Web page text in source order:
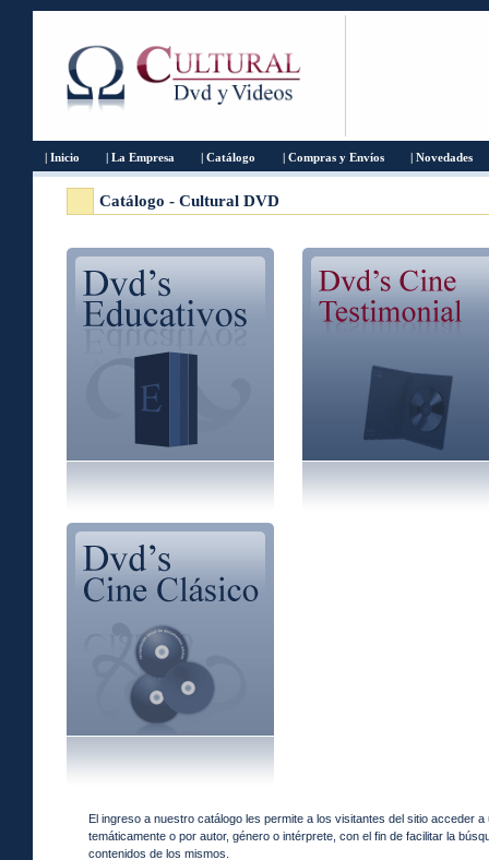
| Inicio | La Empresa | Catálogo | Compras y Envíos | Novedades
Catálogo - Cultural DVD
El ingreso a nuestro catálogo les permite a los visitantes del sitio acceder
temáticamente o por autor, género o intérprete, con el fin de facilitar la
contenidos de los mismos.